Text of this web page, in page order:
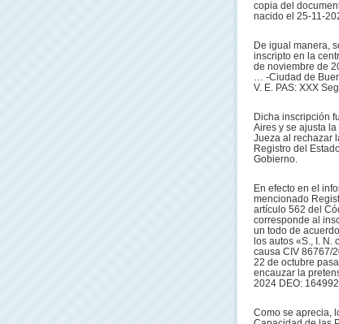
copia del
nacido el 25-11-
De igual manera,
inscripto en la
de noviembre de
… -Ciudad de
V. E. PAS: XXX
Dicha inscripción
Aires y se ajusta
Jueza al rechazar
Registro del
Gobierno.
En efecto en el
mencionado
artículo 562 del
corresponde al
un todo de
los autos «S., I. N.
causa CIV 86767/
22 de octubre
encauzar la
2024 DEO:
Como se aprecia,